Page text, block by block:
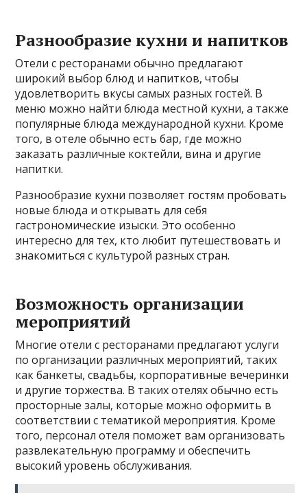
Разнообразие кухни и напитков
Отели с ресторанами обычно предлагают
широкий выбор блюд и напитков, чтобы
удовлетворить вкусы самых разных гостей. В
меню можно найти блюда местной кухни, а также
популярные блюда международной кухни. Кроме
того, в отеле обычно есть бар, где можно
заказать различные коктейли, вина и другие
напитки.
Разнообразие кухни позволяет гостям пробовать
новые блюда и открывать для себя
гастрономические изыски. Это особенно
интересно для тех, кто любит путешествовать и
знакомиться с культурой разных стран.
Возможность организации
мероприятий
Многие отели с ресторанами предлагают услуги
по организации различных мероприятий, таких
как банкеты, свадьбы, корпоративные вечеринки
и другие торжества. В таких отелях обычно есть
просторные залы, которые можно оформить в
соответствии с тематикой мероприятия. Кроме
того, персонал отеля поможет вам организовать
развлекательную программу и обеспечить
высокий уровень обслуживания.